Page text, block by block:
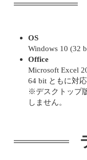
OS
Windows 10 (32
Office
Microsoft Excel
64 bit ともに対
※デスクトップ
しません。